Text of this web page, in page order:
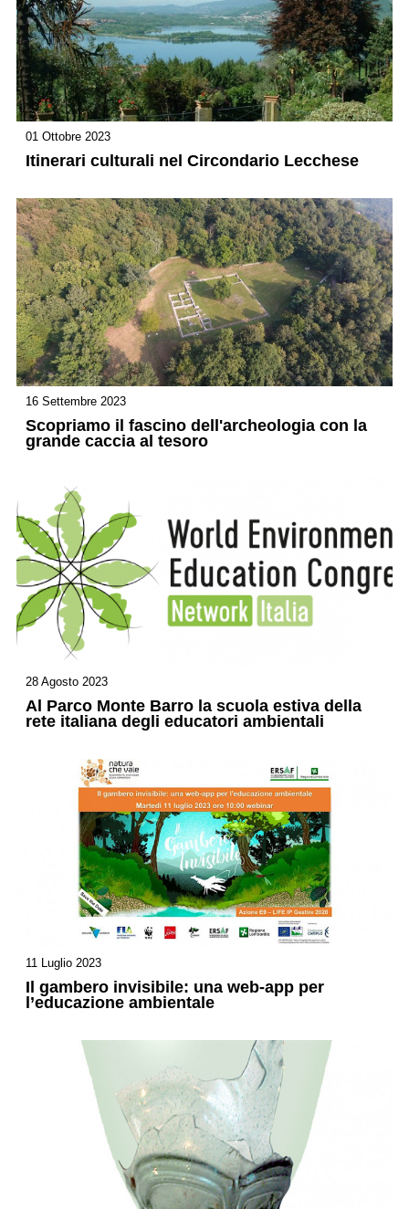
01 Ottobre 2023
Itinerari culturali nel Circondario Lecchese
16 Settembre 2023
Scopriamo il fascino dell'archeologia con la
grande caccia al tesoro
28 Agosto 2023
Al Parco Monte Barro la scuola estiva della
rete italiana degli educatori ambientali
11 Luglio 2023
Il gambero invisibile: una web-app per
l’educazione ambientale